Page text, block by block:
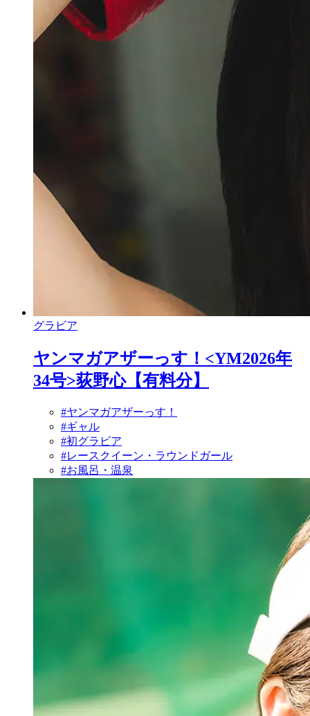
グラビア
ヤンマガアザーっす！<YM2026年
34号>荻野心【有料分】
#ヤンマガアザーっす！
#ギャル
#初グラビア
#レースクイーン・ラウンドガール
#お風呂・温泉